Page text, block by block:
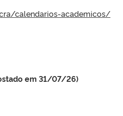
calendarios-academicos/
em 31/07/26)